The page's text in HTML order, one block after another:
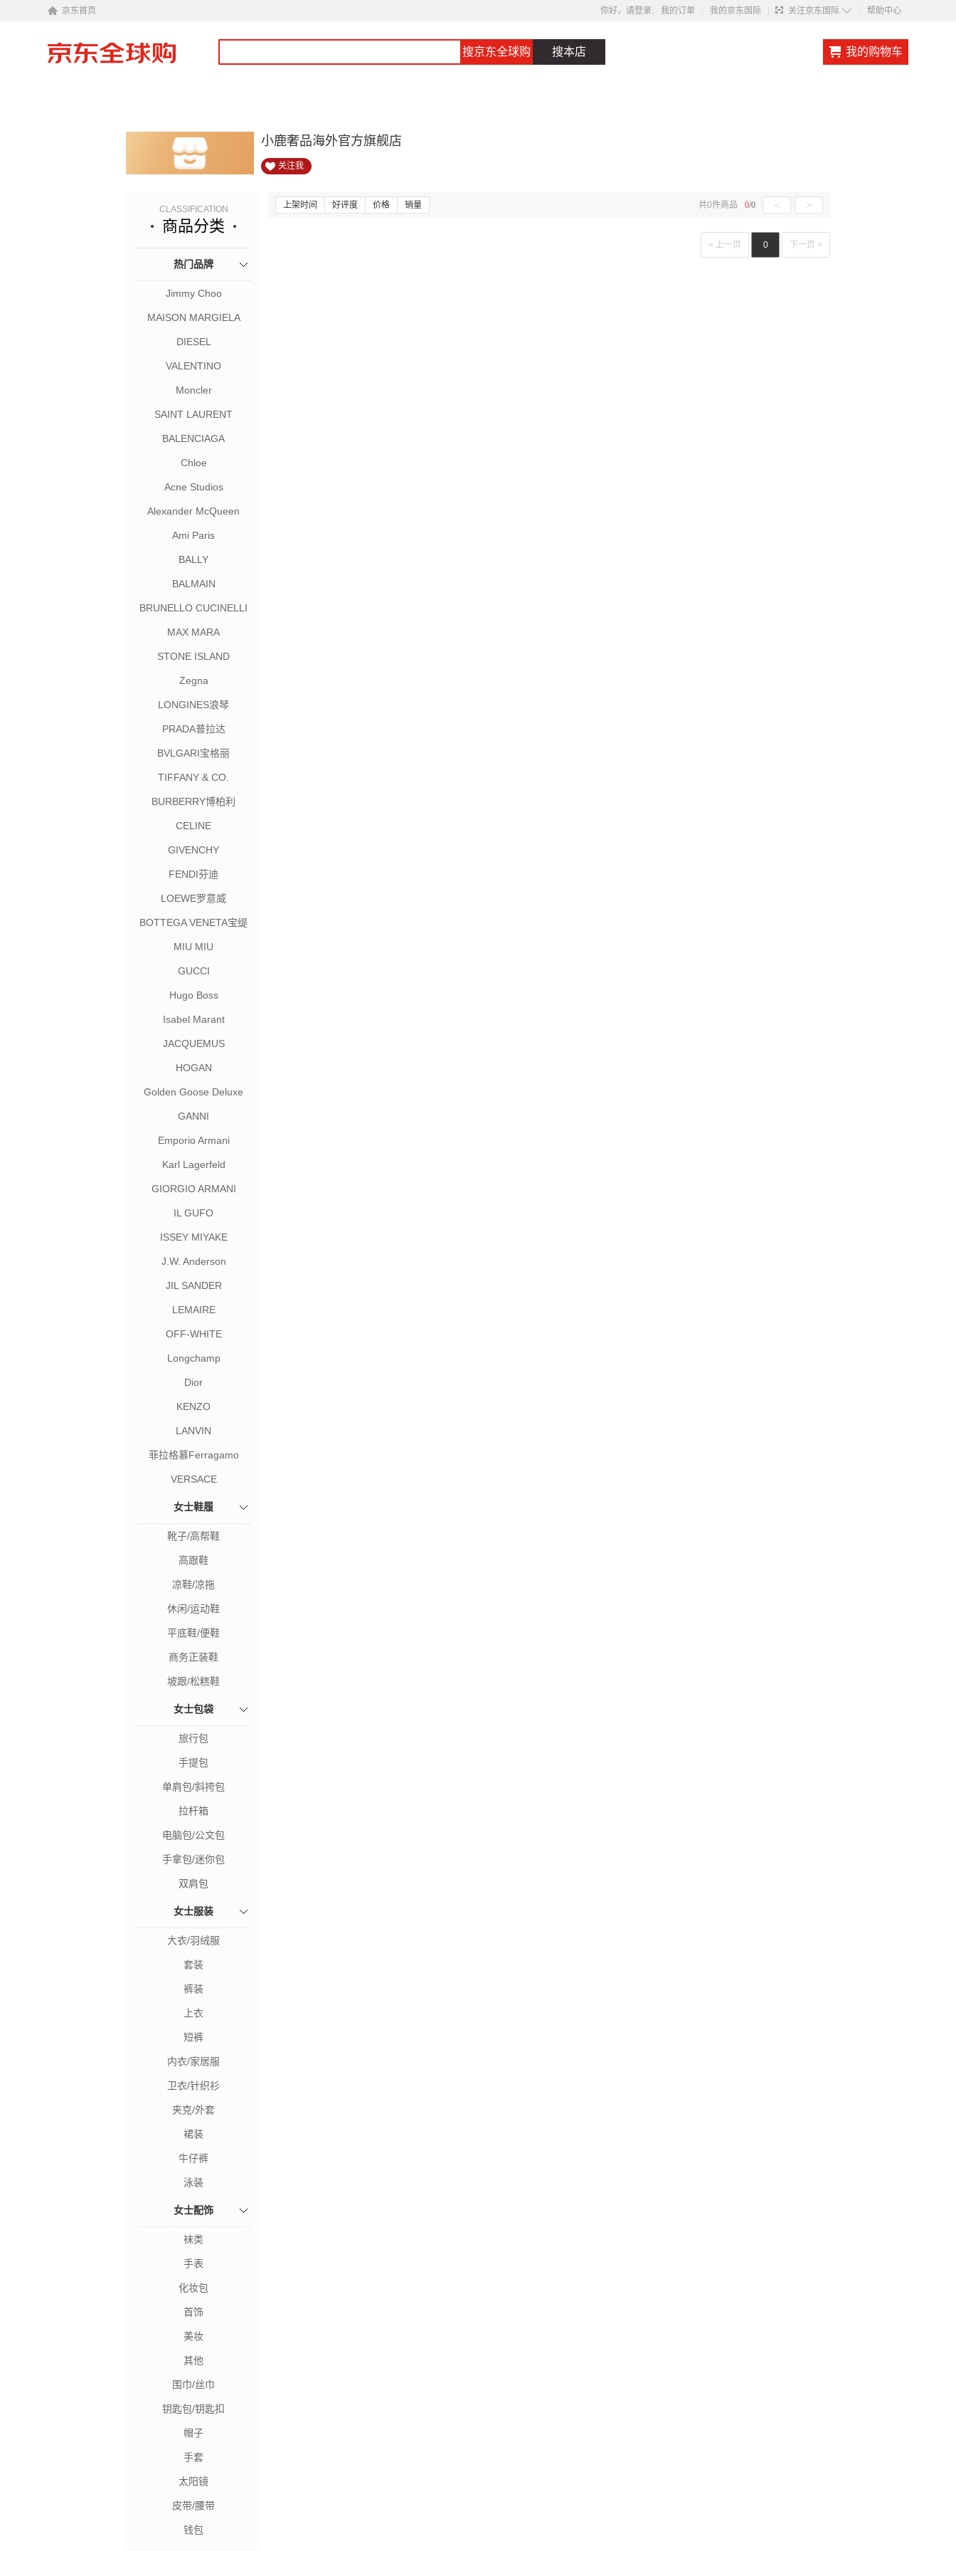
京东首页 你好，请登录 我的订单 我的京东国际 关注京东国际 ◇ 帮助中心
搜京东全球购 搜本店 我的购物车
小鹿奢品海外官方旗舰店
关注我
CLASSIFICATION
商品分类
热门品牌
Jimmy Choo
MAISON MARGIELA
DIESEL
VALENTINO
Moncler
SAINT LAURENT
BALENCIAGA
Chloe
Acne Studios
Alexander McQueen
Ami Paris
BALLY
BALMAIN
BRUNELLO CUCINELLI
MAX MARA
STONE ISLAND
Zegna
LONGINES浪琴
PRADA普拉达
BVLGARI宝格丽
TIFFANY & CO.
BURBERRY博柏利
CELINE
GIVENCHY
FENDI芬迪
LOEWE罗意威
BOTTEGA VENETA宝缇
MIU MIU
GUCCI
Hugo Boss
Isabel Marant
JACQUEMUS
HOGAN
Golden Goose Deluxe
GANNI
Emporio Armani
Karl Lagerfeld
GIORGIO ARMANI
IL GUFO
ISSEY MIYAKE
J.W. Anderson
JIL SANDER
LEMAIRE
OFF-WHITE
Longchamp
Dior
KENZO
LANVIN
菲拉格慕Ferragamo
VERSACE
女士鞋履
靴子/高帮鞋
高跟鞋
凉鞋/凉拖
休闲/运动鞋
平底鞋/便鞋
商务正装鞋
坡跟/松糕鞋
女士包袋
旅行包
手提包
单肩包/斜挎包
拉杆箱
电脑包/公文包
手拿包/迷你包
双肩包
女士服装
大衣/羽绒服
套装
裤装
上衣
短裤
内衣/家居服
卫衣/针织衫
夹克/外套
裙装
牛仔裤
泳装
女士配饰
袜类
手表
化妆包
首饰
美妆
其他
围巾/丝巾
钥匙包/钥匙扣
帽子
手套
太阳镜
皮带/腰带
钱包
上架时间 好评度 价格 销量 0/0 < >
共0件商品
< 上一页 0 下一页 >